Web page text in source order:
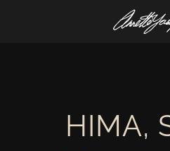
HIMA,